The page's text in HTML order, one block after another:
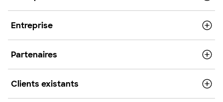
Entreprise
Partenaires
Clients existants